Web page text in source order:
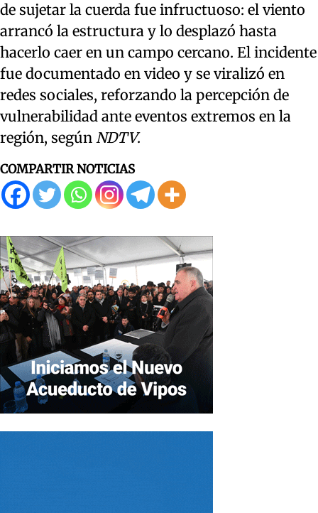
de sujetar la cuerda fue infructuoso: el viento
arrancó la estructura y lo desplazó hasta
hacerlo caer en un campo cercano. El incidente
fue documentado en video y se viralizó en
redes sociales, reforzando la percepción de
vulnerabilidad ante eventos extremos en la
región, según NDTV.
COMPARTIR NOTICIAS